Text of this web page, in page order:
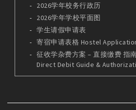
2026学年校务行政历
2026学年学校平面图
学生请假申请表
寄宿申请表格 Hostel
征收学杂费方案 – 直接缴费 指
Direct Debit Guide &